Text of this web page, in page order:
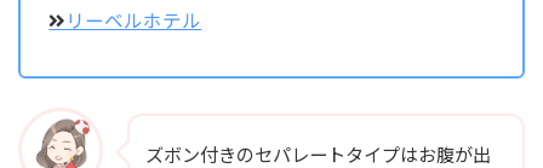
リーベルホテル
ズボン付きのセパレートタイプはお腹が出